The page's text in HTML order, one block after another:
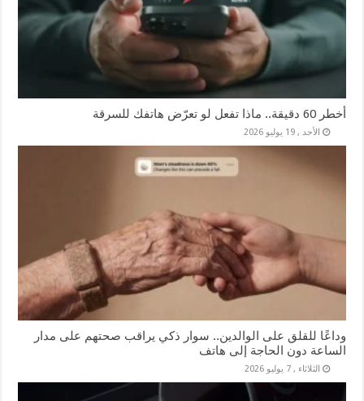
أخطر 60 دقيقة.. ماذا تفعل لو تعرّض هاتفك للسرقة
الأحد , 19 يوليو 2026
وداعًا للقلق على الوالدين.. سوار ذكي يراقب صحتهم على مدار
الساعة دون الحاجة إلى هاتف
الثلاثاء , 7 يوليو 2026